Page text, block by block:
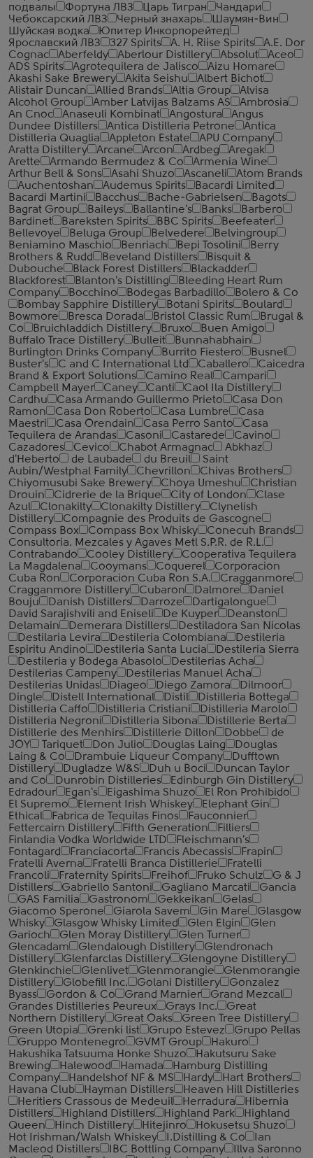
подвалы
Фортуна ЛВЗ Царь Тигран
Чандари
Чебоксарский ЛВЗ
Черный знахарь
Шаумян-Вин
Шуйская водка
Юпитер Инкорпорейтед
Ярославский ЛВЗ
327 Spirits A. H. Riise Spirits
A.E. Dor
Cognac
Aberfeldy Aberlour Distillery Absolut
Aceo
ADS Spirits
Agrotequilera de Jalisco
Aizu Homare
Akashi Sake Brewery
Akita Seishu
Albert Bichot
Alistair Duncan
Allied Brands Altia Group
Alvisa
Alcohol Group
Amber Latvijas Balzams AS
Ambrosia
An Cnoc
Anaseuli Kombinat Angostura
Angus
Dundee Distillers
Antica Distilleria Petrone
Antica
Distilleria Quaglia
Appleton Estate
APU Company
Aratta Distillery
Arcane Arcon Ardbeg
Aregak
Arette
Armando Bermudez & Co
Armenia Wine
Arthur Bell & Sons
Asahi Shuzo Ascaneli
Atom Brands
Auchentoshan
Audemus Spirits
Bacardi Limited
Bacardi Martini
Bacchus Bache-Gabrielsen
Bagots
Bagrat Group
Baileys Ballantine's Banks
Barbero
Bardinet
Bareksten Spirits BBC Spirits
Beefeater
Bellevoye
Beluga Group Belvedere
Belvingroup
Beniamino Maschio
Benriach Bepi Tosolini
Berry
Brothers & Rudd
Beveland Distillers
Bisquit &
Dubouche
Black Forest Distillers
Blackadder
Blackforest
Blanton's Distilling
Bleeding Heart Rum
Company
Bocchino Bodegas Barbadillo
Bolero & Co
Bombay Sapphire Distillery
Botani Spirits
Boulard
Bowmore
Bresca Dorada Bristol Classic Rum
Brugal &
Co
Bruichladdich Distillery Bruxo
Buen Amigo
Buffalo Trace Distillery
Bulleit
Bunnahabhain
Burlington Drinks Company
Burrito Fiestero
Busnel
Buster's
C and C International Ltd Caballero
Caicedra
Brand & Export Solutions
Camino Real
Campari
Campbell Mayer
Caney Canti
Caol Ila Distillery
Cardhu
Casa Armando Guillermo Prieto
Casa Don
Ramon
Casa Don Roberto Casa Lumbre
Casa
Maestri
Casa Orendain Casa Perro Santo
Casa
Tequilera de Arandas
Casoni Castarede
Cavino
Cazadores
Cevico Chabot Armagnac
Abkhaz
d'Heberto
de Laubade du Breuil
Saint
Aubin/Westphal Family
Chevrillon
Chivas Brothers
Chiyomusubi Sake Brewery
Choya Umeshu
Christian
Drouin
Cidrerie de la Brique City of London
Clase
Azul
Clonakilty Clonakilty Distillery
Clynelish
Distillery
Compagnie des Produits de Gascogne
Compass Box
Compass Box Whisky
Conecuh Brands
Consultoria. Mezcales y Agaves Metl S.P.R. de R.L.
Contrabando
Cooley Distillery
Cooperativa Tequilera
La Magdalena
Cooymans Coquerel
Corporacion
Cuba Ron
Corporacion Cuba Ron S.A.
Cragganmore
Cragganmore Distillery
Cubaron Dalmore
Daniel
Bouju
Danish Distillers Darroze
Dartigalongue
David Sarajishvili and Eniseli
De Kuyper
Deanston
Delamain
Demerara Distillers
Destiladora San Nicolas
Destilaria Levira
Destileria Colombiana
Destileria
Espiritu Andino
Destileria Santa Lucia
Destileria Sierra
Destileria y Bodega Abasolo
Destilerias Acha
Destilerias Campeny
Destilerias Manuel Acha
Destilerias Unidas
Diageo Diego Zamora
Dilmoor
Dingle
Distell International Distil
Distilleria Bottega
Distilleria Caffo
Distilleria Cristiani
Distilleria Marolo
Distilleria Negroni
Distilleria Sibona
Distillerie Berta
Distillerie des Menhirs
Distillerie Dillon Dobbe
de
JOY
Tariquet Don Julio Douglas Laing
Douglas
Laing & Co
Drambuie Liqueur Company
Dufftown
Distillery
Dugladze W&S Duh u Boci
Duncan Taylor
and Co
Dunrobin Distilleries
Edinburgh Gin Distillery
Edradour
Egan's Eigashima Shuzo
El Ron Prohibido
El Supremo
Element Irish Whiskey
Elephant Gin
Ethical
Fabrica de Tequilas Finos
Fauconnier
Fettercairn Distillery
Fifth Generation
Filliers
Finlandia Vodka Worldwide LTD
Fleischmann's
Fontagard
Franciacorta Francis Abecassis
Frapin
Fratelli Averna
Fratelli Branca Distillerie
Fratelli
‎Francoli
Fraternity Spirits Freihof Fruko Schulz
G & J
Distillers
Gabriello Santoni Gagliano Marcati
Gancia
GAS Familia
Gastronom Gekkeikan
Gelas
Giacomo Sperone
Giarola Savem Gin Mare
Glasgow
Whisky
Glasgow Whisky Limited Glen Elgin
Glen
Garioch
Glen Moray Distillery
Glen Turner
Glencadam
Glendalough Distillery
Glendronach
Distillery
Glenfarclas Distillery
Glengoyne Distillery
Glenkinchie
Glenlivet Glenmorangie
Glenmorangie
Distillery
Globefill Inc. Golani Distillery
Gonzalez
Byass
Gordon & Co Grand Marnier
Grand Mezcal
Grandes Distilleries Peureux
Grays Inc.
Great
Northern Distillery
Great Oaks
Green Tree Distillery
Green Utopia
Grenki list Grupo Estevez
Grupo Pellas
Gruppo Montenegro
GVMT Group
Hakuro
Hakushika Tatsuuma Honke Shuzo
Hakutsuru Sake
Brewing
Halewood Hamada
Hamburg Distilling
Company
Handelshof NF & MS Hardy
Hart Brothers
Havana Club
Hayman Distillers
Heaven Hill Distilleries
Heritiers Crassous de Medeuil
Herradura
Hibernia
Distillers
Highland Distillers Highland Park
Highland
Queen
Hinch Distillery Hitejinro
Hokusetsu Shuzo
Hot Irishman/Walsh Whiskey
I.Distilling & Co
Ian
Macleod Distillers
IBC Bottling Company
Illva Saronno